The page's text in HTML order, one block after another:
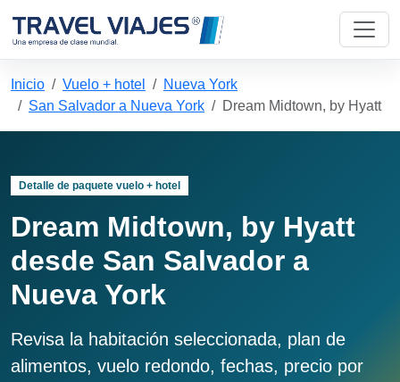
Inicio Vuelo + hotel
Nueva York
San Salvador a Nueva York
Dream Midtown, by Hyatt
Detalle de paquete vuelo + hotel
Dream Midtown, by Hyatt
desde San Salvador a
Nueva York
Revisa la habitación seleccionada, plan de
alimentos, vuelo redondo, fechas, precio por